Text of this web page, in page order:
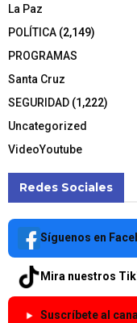
La Paz
POLÍTICA (2,149)
PROGRAMAS
Santa Cruz
SEGURIDAD (1,222)
Uncategorized
VideoYoutube
Redes Sociales
Síguenos en
Mira nuestros
Suscríbete al